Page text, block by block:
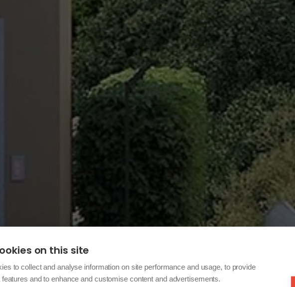
on this site
to collect and analyse information on site performance and usage, to provide
and to enhance and customise content and advertisements.